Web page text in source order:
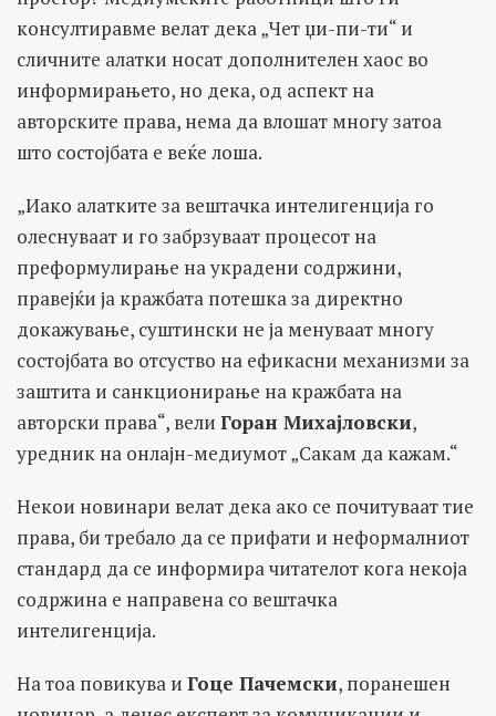
консултиравме велат дека „Чет џи-пи-ти“ и
сличните алатки носат дополнителен хаос во
информирањето, но дека, од аспект на
авторските права, нема да влошат многу затоа
што состојбата е веќе лоша.
„Иако алатките за вештачка интелигенција го
олеснуваат и го забрзуваат процесот на
преформулирање на украдени содржини,
правејќи ја кражбата потешка за директно
докажување, суштински не ја менуваат многу
состојбата во отсуство на ефикасни механизми за
заштита и санкционирање на кражбата на
авторски права“, вели Горан Михајловски,
уредник на онлајн-медиумот „Сакам да кажам.“
Некои новинари велат дека ако се почитуваат тие
права, би требало да се прифати и неформалниот
стандард да се информира читателот кога некоја
содржина е направена со вештачка
интелигенција.
На тоа повикува и Гоце Пачемски, поранешен